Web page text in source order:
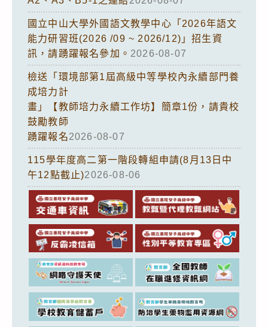
國立中山大學外國語文教學中心「2026年語文
能力研習班(2026 /09 ~ 2026/12)」招生資
訊，請踴躍報名參加。 2026-08-07
檢送「環境部第1屆高級中等學校內永續部門養
成培力計
畫」【教師培力永續工作坊】簡章1份，請貴校
鼓勵教師
踴躍報名2026-08-07
115學年度高二第一階段轉組申請(8月13日中
午12點截止)2026-08-06